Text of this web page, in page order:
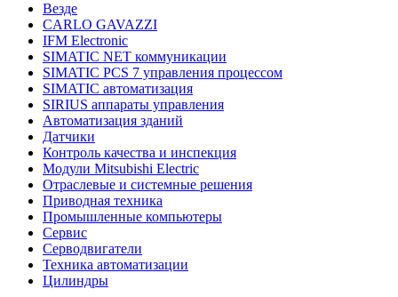
Везде
CARLO GAVAZZI
IFM Electronic
SIMATIC NET коммуникации
SIMATIC PCS 7 управления процессом
SIMATIC автоматизация
SIRIUS аппараты управления
Автоматизация зданий
Датчики
Контроль качества и инспекция
Модули Mitsubishi Electric
Отраслевые и системные решения
Приводная техника
Промышленные компьютеры
Сервис
Серводвигатели
Техника автоматизации
Цилиндры